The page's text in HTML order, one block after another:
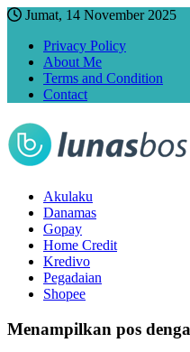
Jumat, 14 November 2025
Privacy Policy
About Me
Terms and Condition
Contact
Akulaku
Danamas
Gopay
Home Credit
Kredivo
Pegadaian
Shopee
Menampilkan pos